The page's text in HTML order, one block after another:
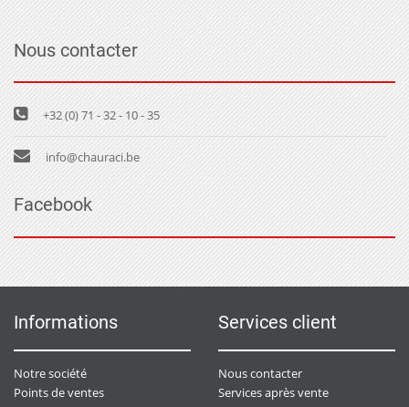
Nous contacter
+32 (0) 71 - 32 - 10 - 35
info@chauraci.be
Facebook
Informations
Notre société
Points de ventes
Services client
Nous contacter
Services après vente